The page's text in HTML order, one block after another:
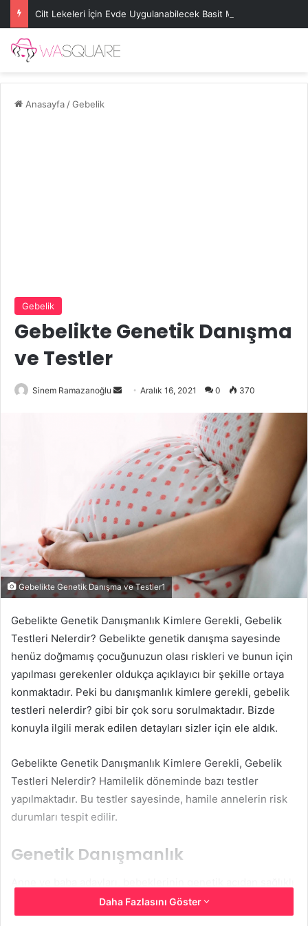
Cilt Lekeleri İçin Evde Uygulanabilecek Basit Maskeler
Anasayfa/Gebelik
Gebelik
Gebelikte Genetik Danışma
ve Testler
Sinem Ramazanoğlu
Bir
göndermek
Aralık 16, 2021 0 370
Gebelikte Genetik Danışma ve Testler1
Gebelikte Genetik Danışmanlık Kimlere Gerekli, Gebelik
Testleri Nelerdir? Gebelikte genetik danışma sayesinde
henüz doğmamış çocuğunuzun olası riskleri ve bunun için
yapılması gerekenler oldukça açıklayıcı bir şekille ortaya
konmaktadır. Peki bu danışmanlık kimlere gerekli, gebelik
testleri nelerdir? gibi bir çok soru sorulmaktadır. Bizde
konuyla ilgili merak edilen detayları sizler için ele aldık.
Gebelikte Genetik Danışmanlık Kimlere Gerekli, Gebelik
Testleri Nelerdir? Hamilelik döneminde bazı testler
yapılmaktadır. Bu testler sayesinde, hamile annelerin risk
durumları tespit edilir.
Genetik Danışmanlık
olduğunu mümkün olan en erken dönemde öğrenmek
ister. Sorun olması muhtemel gebeliklerde, anne baba
Daha Fazlasını Göster